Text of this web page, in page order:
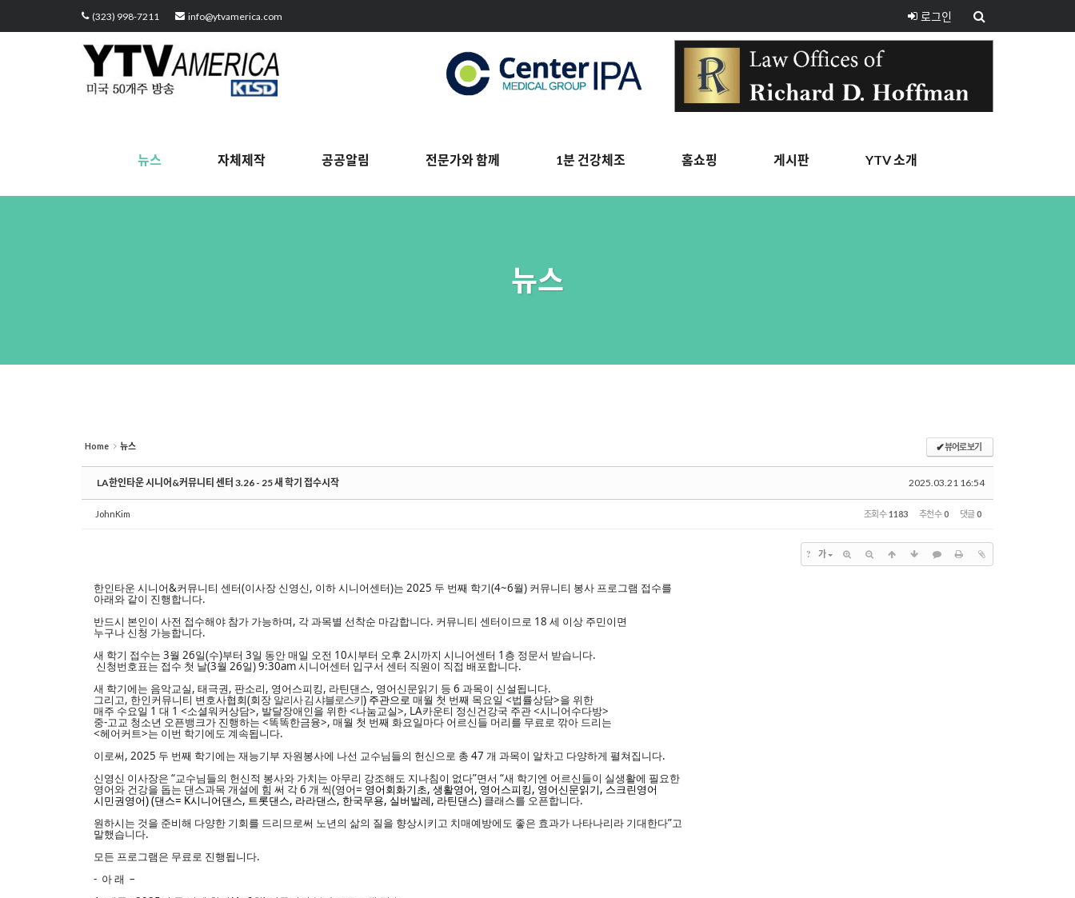
(323) 998-7211 info@ytvamerica.com 로그인
뉴스 자체제작 공공알림 전문가와 함께 1분 건강체조 홈쇼핑 게시판 YTV 소개
뉴스
Home 뉴스 ✔뷰어로 보기
2025.03.21 16:54
LA한인타운 시니어&커뮤니티 센터 3.26 - 25 새 학기 접수시작
JohnKim 조회 수1183 추천 수0 댓글0
? 가
한인타운 시니어&커뮤니티 센터(이사장 신영신, 이하 시니어센터)는 2025 두 번째 학기(4~6월) 커뮤니티 봉사 프로그램 접수를
아래와 같이 진행합니다.
반드시 본인이 사전 접수해야 참가 가능하며, 각 과목별 선착순 마감합니다. 커뮤니티 센터이므로 18 세 이상 주민이면
누구나 신청 가능합니다.
새 학기 접수는 3월 26일(수)부터 3일 동안매일 오전 10시부터 오후 2시까지 시니어센터 1층 정문서 받습니다.
신청번호표는 접수 첫 날(3월 26일) 9:30am 시니어센터 입구서 센터 직원이 직접 배포합니다.
새 학기에는 음악교실, 태극권, 판소리, 영어스피킹, 라틴댄스, 영어신문읽기 등 6 과목이 신설됩니다.
그리고, 한인커뮤니티 변호사협회(회장 알리사 김 샤블로스키) 주관으로 매월 첫 번째 목요일 <법률상담>을 위한
매주 수요일 1 대 1 <소셜워커상담>, 발달장애인을 위한<나눔교실>, LA카운티 정신건강국 주관 <시니어수다방>
중-고교 청소년 오픈뱅크가 진행하는 <똑똑한금융>, 매월 첫 번째 화요일마다 어르신들 머리를 무료로 깎아 드리는
<헤어커트>는 이번 학기에도 계속됩니다.
이로써, 2025 두 번째 학기에는 재능기부 자원봉사에 나선 교수님들의 헌신으로 총 47 개 과목이 알차고 다양하게 펼쳐집니다.
신영신 이사장은 “교수님들의 헌신적 봉사와 가치는 아무리 강조해도 지나침이 없다”면서 “새 학기엔 어르신들이 실생활에 필요한
영어와 건강을 돕는 댄스과목 개설에 힘 써 각 6 개 씩(영어= 영어회화기초, 생활영어, 영어스피킹, 영어신문읽기, 스크린영어
시민권영어) (댄스= K시니어댄스, 트롯댄스, 라라댄스, 한국무용, 실버발레, 라틴댄스) 클래스를 오픈합니다.
원하시는 것을 준비해 다양한 기회를 드리므로써 노년의 삶의 질을 향상시키고 치매예방에도 좋은 효과가 나타나리라 기대한다”고
말했습니다.
모든 프로그램은 무료로 진행됩니다.
- 아 래 –